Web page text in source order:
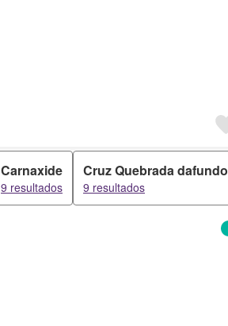
Carnaxide
9 resultados
Cruz Quebrada dafundo
9 resultados